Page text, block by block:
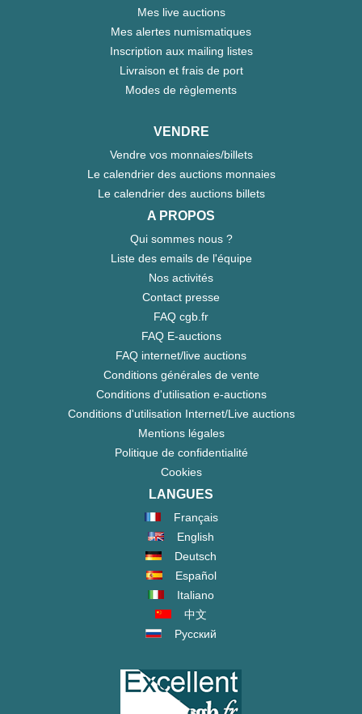
Mes live auctions
Mes alertes numismatiques
Inscription aux mailing listes
Livraison et frais de port
Modes de règlements
VENDRE
Vendre vos monnaies/billets
Le calendrier des auctions monnaies
Le calendrier des auctions billets
A PROPOS
Qui sommes nous ?
Liste des emails de l'équipe
Nos activités
Contact presse
FAQ cgb.fr
FAQ E-auctions
FAQ internet/live auctions
Conditions générales de vente
Conditions d'utilisation e-auctions
Conditions d'utilisation Internet/Live auctions
Mentions légales
Politique de confidentialité
Cookies
LANGUES
Français
English
Deutsch
Español
Italiano
中文
Русский